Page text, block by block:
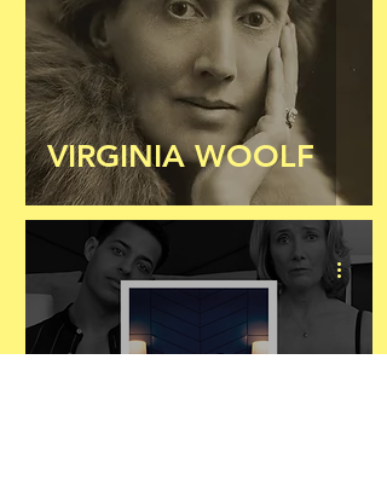
VIRGINIA WOOLF